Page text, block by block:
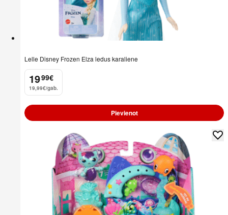
Lelle Disney Frozen Elza ledus karaliene
19
. 99€
19,99€/gab.
Pievienot